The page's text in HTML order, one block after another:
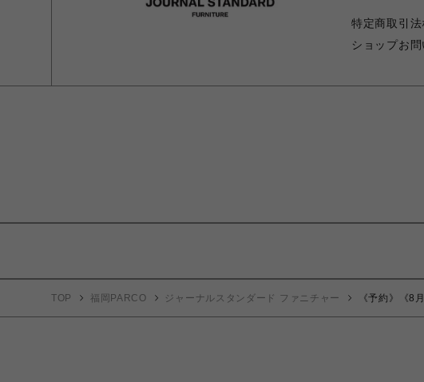
特定商取引
ショップお
TOP 福岡PARCO ジャーナルスタンダード ファニチャー 《予約》《8